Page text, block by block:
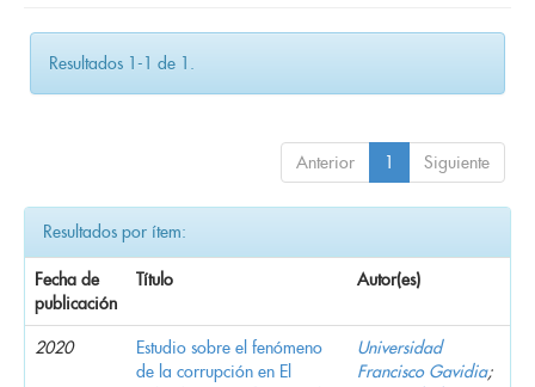
Resultados 1-1 de 1.
Anterior 1 Siguiente
Resultados por ítem:
Fecha de
publicación
Título Autor(es)
2020
Estudio sobre el fenómeno
de la corrupción en El
Universidad
Francisco Gavidia;